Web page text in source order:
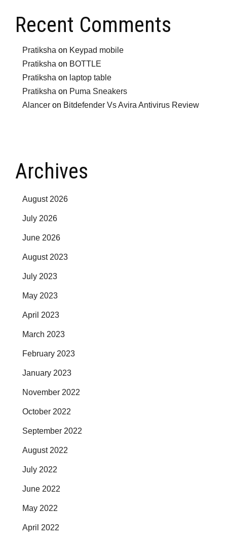
Recent Comments
Pratiksha on Keypad mobile
Pratiksha on BOTTLE
Pratiksha on laptop table
Pratiksha on Puma Sneakers
Alancer on Bitdefender Vs Avira Antivirus Review
Archives
August 2026
July 2026
June 2026
August 2023
July 2023
May 2023
April 2023
March 2023
February 2023
January 2023
November 2022
October 2022
September 2022
August 2022
July 2022
June 2022
May 2022
April 2022